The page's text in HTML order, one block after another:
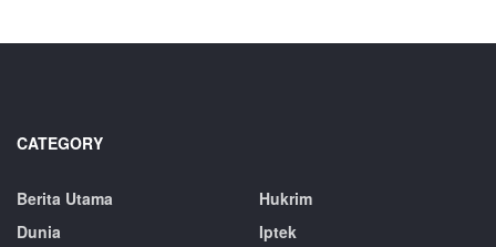
CATEGORY
Berita Utama
Dunia
Hukrim
Iptek